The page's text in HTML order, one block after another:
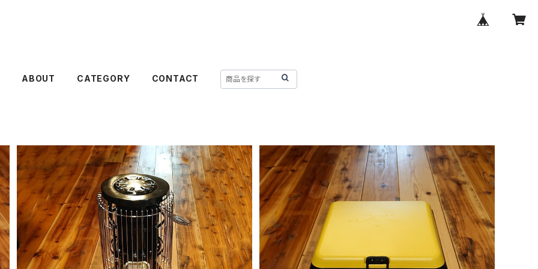
ABOUT CATEGORY CONTACT